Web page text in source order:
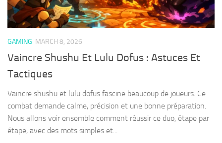
GAMING MARCH 8, 2026
Vaincre Shushu Et Lulu Dofus : Astuces Et
Tactiques
Vaincre shushu et lulu dofus fascine beaucoup de joueurs. Ce
combat demande calme, précision et une bonne préparation.
Nous allons voir ensemble comment réussir ce duo, étape par
étape, avec des mots simples et...